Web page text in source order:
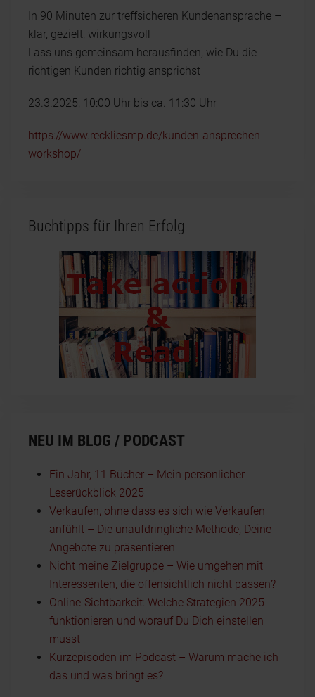
In 90 Minuten zur treffsicheren Kundenansprache –
klar, gezielt, wirkungsvoll
Lass uns gemeinsam herausfinden, wie Du die
richtigen Kunden richtig ansprichst
23.3.2025, 10:00 Uhr bis ca. 11:30 Uhr
https://www.reckliesmp.de/kunden-ansprechen-
workshop/
Buchtipps für Ihren Erfolg
NEU IM BLOG / PODCAST
Ein Jahr, 11 Bücher – Mein persönlicher
Leserückblick 2025
Verkaufen, ohne dass es sich wie Verkaufen
anfühlt – Die unaufdringliche Methode, Deine
Angebote zu präsentieren
Nicht meine Zielgruppe – Wie umgehen mit
Interessenten, die offensichtlich nicht passen?
Online-Sichtbarkeit: Welche Strategien 2025
funktionieren und worauf Du Dich einstellen
musst
Kurzepisoden im Podcast – Warum mache ich
das und was bringt es?